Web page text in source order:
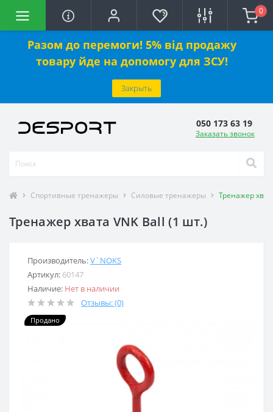
Разом до перемоги! 5% від продажу
товару йде на допомогу для ЗСУ!
Закрыть
0
050 173 63 19
Заказать звонок
Спортивные тренажеры Силовые тренажеры Тренажер
Тренажер хвата VNK Ball (1 шт.)
Производитель:V`NOKS
Артикул: 60147
Наличие: Нет в наличии
Отзывы: (0)
Продано